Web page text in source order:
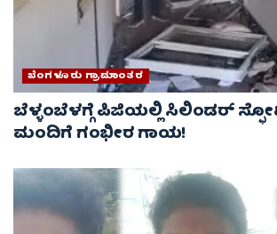
ಬೆಂಗಳೂರು ಗ್ರಾಮಾಂತರ
ಬೆಳ್ಳಂಬೆಳಗ್ಗೆ ಪಿಜಿಯಲ್ಲಿ ಸಿಲಿಂಡರ್ ಸ್ಫೋಟ
ಮಂದಿಗೆ ಗಂಭೀರ ಗಾಯ!